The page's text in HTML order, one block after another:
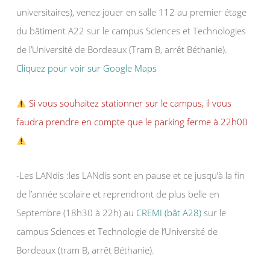
universitaires), venez jouer en salle 112 au premier étage
du bâtiment A22 sur le campus Sciences et Technologies
de l’Université de Bordeaux (Tram B, arrêt Béthanie).
Cliquez pour voir sur Google Maps
Si vous souhaitez stationner sur le campus, il vous
faudra prendre en compte que le parking ferme à 22h00
-Les LANdis :les LANdis sont en pause et ce jusqu’à la fin
de l’année scolaire et reprendront de plus belle en
Septembre (18h30 à 22h) au CREMI (bât A28) sur le
campus Sciences et Technologie de l’Université de
Bordeaux (tram B, arrêt Béthanie).